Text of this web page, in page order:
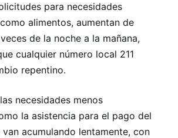
para necesidades
alimentos, aumentan de
de la noche a la mañana,
cualquier número local 211
repentino.
necesidades menos
la asistencia para el pago del
acumulando lentamente, con